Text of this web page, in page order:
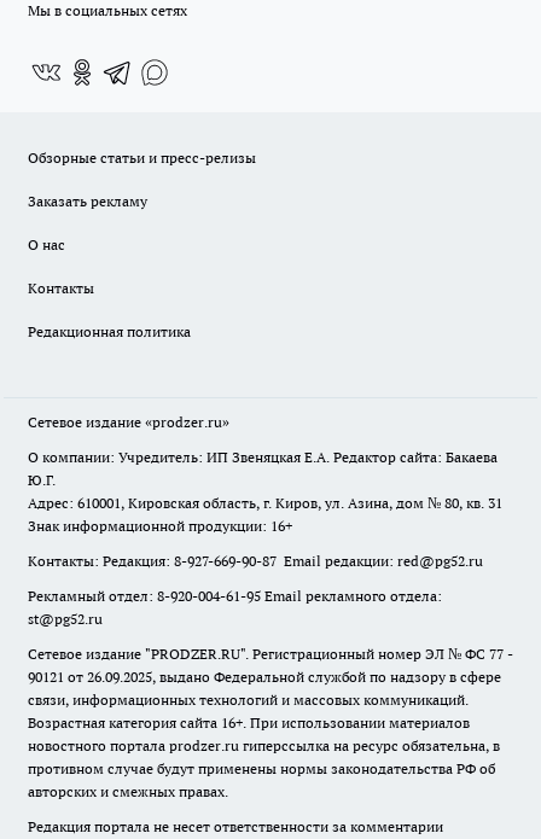
Мы в социальных сетях
Обзорные статьи и пресс-релизы
Заказать рекламу
О нас
Контакты
Редакционная политика
Сетевое издание «prodzer.ru»
О компании: Учредитель: ИП Звеняцкая Е.А. Редактор сайта: Бакаева
Ю.Г.
Адрес: 610001, Кировская область, г. Киров, ул. Азина, дом № 80, кв. 31
Знак информационной продукции: 16+
Контакты: Редакция: 8-927-669-90-87 Email редакции: red@pg52.ru
Рекламный отдел: 8-920-004-61-95 Email рекламного отдела:
st@pg52.ru
Сетевое издание "PRODZER.RU". Регистрационный номер ЭЛ № ФС 77 -
90121 от 26.09.2025, выдано Федеральной службой по надзору в сфере
связи, информационных технологий и массовых коммуникаций.
Возрастная категория сайта 16+. При использовании материалов
новостного портала prodzer.ru гиперссылка на ресурс обязательна, в
противном случае будут применены нормы законодательства РФ об
авторских и смежных правах.
Редакция портала не несет ответственности за комментарии